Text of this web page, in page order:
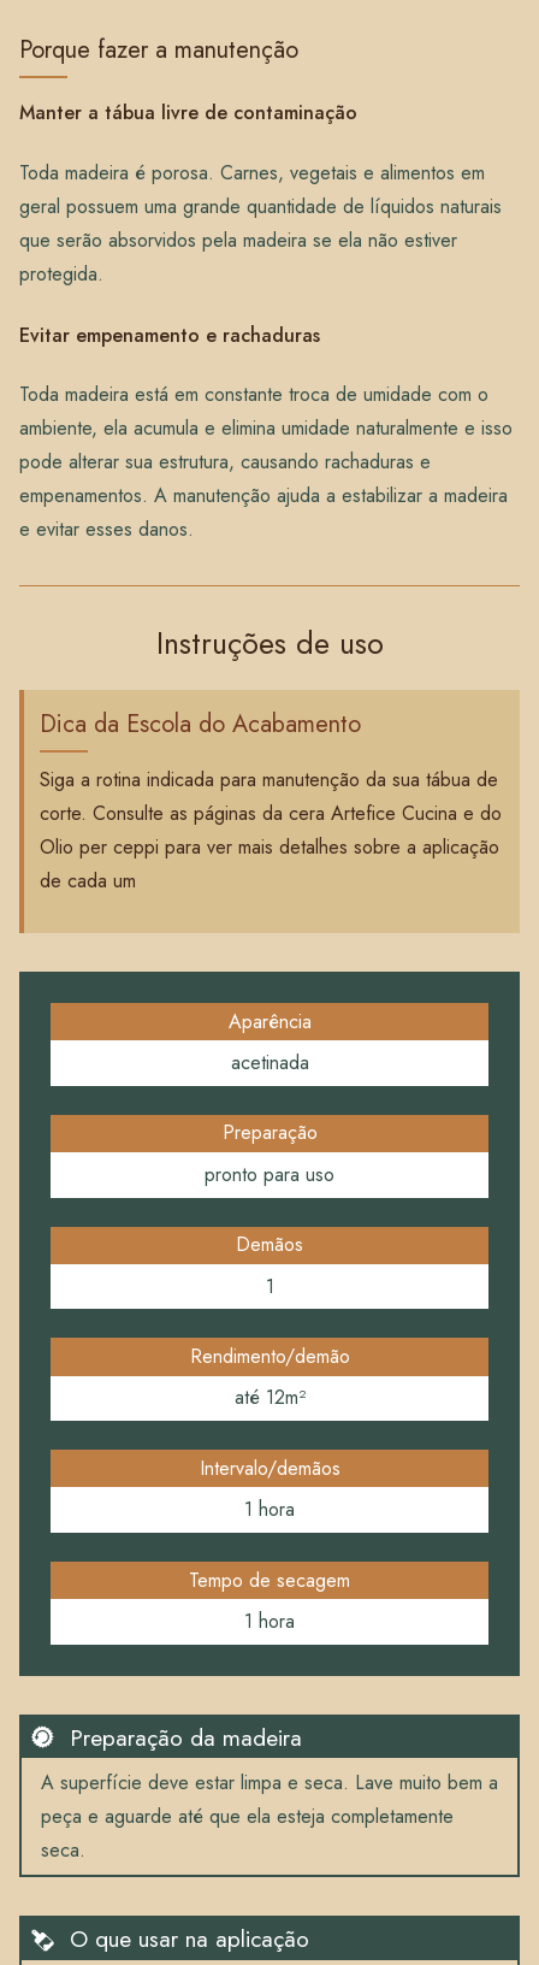
Porque fazer a manutenção
Manter a tábua livre de contaminação
Toda madeira é porosa. Carnes, vegetais e alimentos em
geral possuem uma grande quantidade de líquidos naturais
que serão absorvidos pela madeira se ela não estiver
protegida.
Evitar empenamento e rachaduras
Toda madeira está em constante troca de umidade com o
ambiente, ela acumula e elimina umidade naturalmente e isso
pode alterar sua estrutura, causando rachaduras e
empenamentos. A manutenção ajuda a estabilizar a madeira
e evitar esses danos.
Instruções de uso
Dica da Escola do Acabamento
Siga a rotina indicada para manutenção da sua tábua de
corte. Consulte as páginas da cera Artefice Cucina e do
Olio per ceppi para ver mais detalhes sobre a aplicação
de cada um
Aparência
acetinada
Preparação
pronto para uso
Demãos
1
Rendimento/demão
até 12m²
Intervalo/demãos
1 hora
Tempo de secagem
1 hora
Preparação da madeira
A superfície deve estar limpa e seca. Lave muito bem a
peça e aguarde até que ela esteja completamente
seca.
O que usar na aplicação